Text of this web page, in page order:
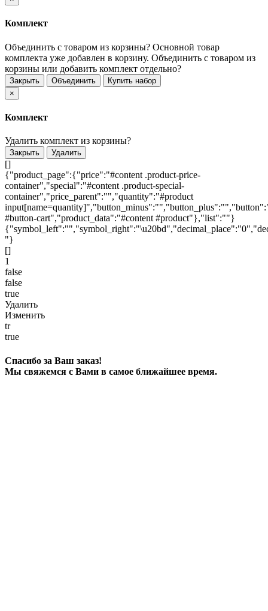
Комплект
Объединить с товаром из корзины? Основной товар
комплекта уже добавлен в корзину. Объединить с товаром из
корзины или добавить комплект отдельно?
Закрыть Объединить
Купить набор
×
Комплект
Удалить комплект из корзины?
Закрыть Удалить
[]
{"product_page":{"price":"#content .product-price-
container","special":"#content .product-special-
container","price_parent":"","quantity":"#product
#button-cart","product_data":"#content #product"},"list":""}
"}
[]
1
false
false
true
Удалить
Изменить
tr
true
Спасибо за Ваш заказ!
Мы свяжемся с Вами в самое ближайшее время.